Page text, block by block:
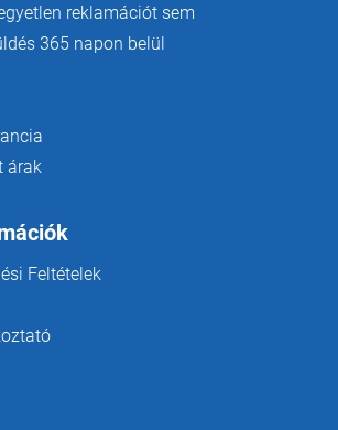
reklamációt sem
365 napon belül
árak
Feltételek